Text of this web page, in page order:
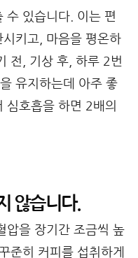
수 있습니다. 이는 편
키고, 마음을 평온하
전, 기상 후, 하루 2번
유지하는데 아주 좋
심호흡을 하면 2배의
않습니다.
압을 장기간 조금씩 높
준히 커피를 섭취하게